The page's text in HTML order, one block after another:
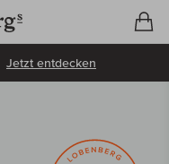
Jetzt entdecken